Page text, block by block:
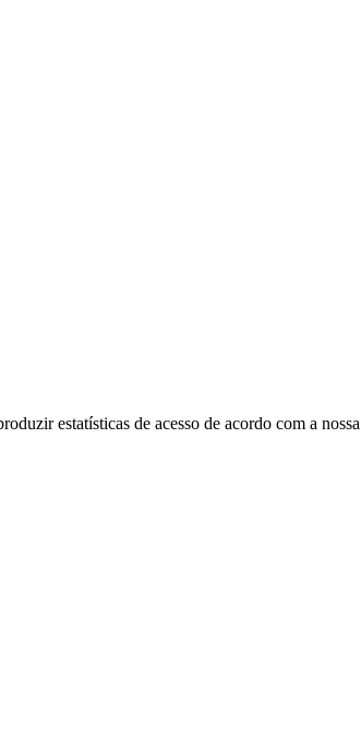
estatísticas de acesso de acordo com a nossa